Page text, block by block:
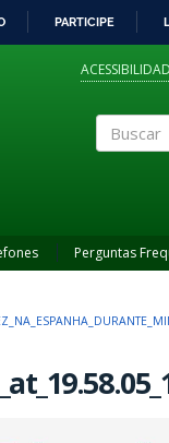
PARTICIPE
Perguntas